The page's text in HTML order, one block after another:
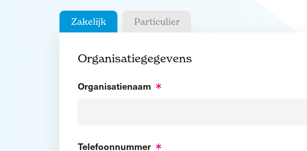
Zakelijk Particulier
Organisatiegegevens
Organisatienaam
Telefoonnummer